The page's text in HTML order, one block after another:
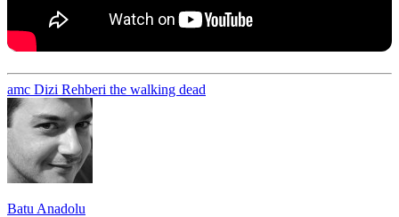
amc Dizi Rehberi the walking dead
Batu Anadolu